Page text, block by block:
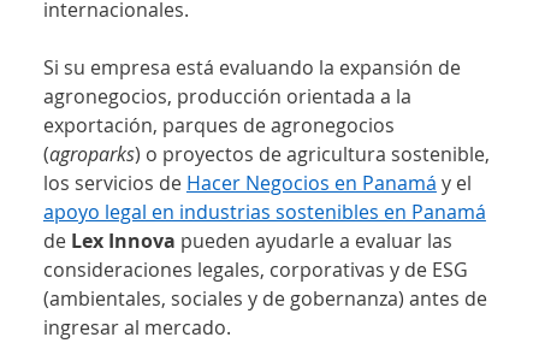
internacionales.
Si su empresa está evaluando la expansión de
agronegocios, producción orientada a la
exportación, parques de agronegocios
(agroparks) o proyectos de agricultura sostenible,
los servicios de Hacer Negocios en Panamá y el
apoyo legal en industrias sostenibles en Panamá
de Lex Innova pueden ayudarle a evaluar las
consideraciones legales, corporativas y de ESG
(ambientales, sociales y de gobernanza) antes de
ingresar al mercado.